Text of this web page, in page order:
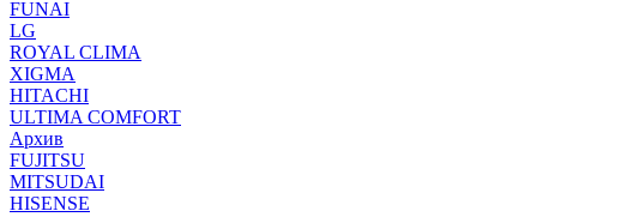
FUNAI
LG
ROYAL CLIMA
XIGMA
HITACHI
ULTIMA COMFORT
Архив
FUJITSU
MITSUDAI
HISENSE